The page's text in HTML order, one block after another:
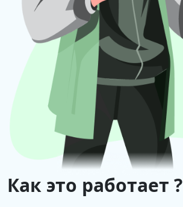
Как это работает ?